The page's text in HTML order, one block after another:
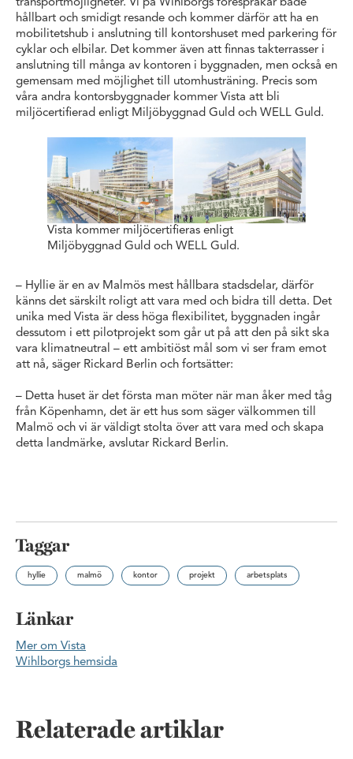
transportmöjligheter. Vi på Wihlborgs förespråkar både
hållbart och smidigt resande och kommer därför att ha en
mobilitetshub i anslutning till kontorshuset med parkering för
cyklar och elbilar. Det kommer även att finnas takterrasser i
anslutning till många av kontoren i byggnaden, men också en
gemensam med möjlighet till utomhusträning. Precis som
våra andra kontorsbyggnader kommer Vista att bli
miljöcertifierad enligt Miljöbyggnad Guld och WELL Guld.
Vista kommer miljöcertifieras enligt
Miljöbyggnad Guld och WELL Guld.
– Hyllie är en av Malmös mest hållbara stadsdelar, därför
känns det särskilt roligt att vara med och bidra till detta. Det
unika med Vista är dess höga flexibilitet, byggnaden ingår
dessutom i ett pilotprojekt som går ut på att den på sikt ska
vara klimatneutral – ett ambitiöst mål som vi ser fram emot
att nå, säger Rickard Berlin och fortsätter:
– Detta huset är det första man möter när man åker med tåg
från Köpenhamn, det är ett hus som säger välkommen till
Malmö och vi är väldigt stolta över att vara med och skapa
detta landmärke, avslutar Rickard Berlin.
Taggar
hyllie malmö kontor projekt arbetsplats
Länkar
Mer om Vista
Wihlborgs hemsida
Relaterade artiklar